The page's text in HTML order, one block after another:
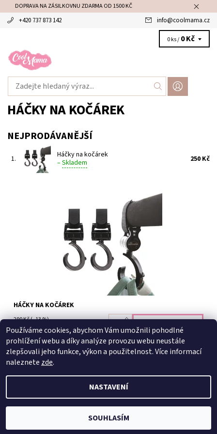
DOPRAVA NA ZÁSILKOVNU ZDARMA OD 1500 KČ
+420 737 873 142 info@coolmama.cz
0 ks / 0 Kč
HÁČKY NA KOČÁREK
NEJPRODÁVANĚJŠÍ
1.
Háčky na kočárek
–Skladem 250 Kč
Zavěste si pohodlně náš přebalovací batoh na kočárek! Rotace
360 ° Nosnost až 10 kg Jedno balení obsahuje 2 kusy háčků
HÁČKY NA KOČÁREK
290 Kč(–13 %)
250 Kč
2026 © Coolmama.cz, všechna práva vyhrazena
Vytvořil Shoptet
Používáme cookies, abychom Vám umožnili pohodlné
prohlížení webu a díky analýze provozu webu neustále
zlepšovali jeho funkce, výkon a použitelnost.Více informací
naleznete zde.
NASTAVENÍ
SOUHLASÍM